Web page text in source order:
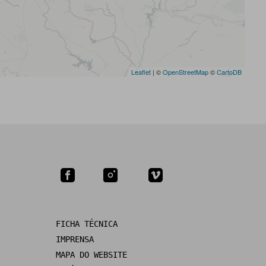
Leaflet | ©OpenStreetMap©CartoDB
FICHA TÉCNICA
IMPRENSA
MAPA DO WEBSITE